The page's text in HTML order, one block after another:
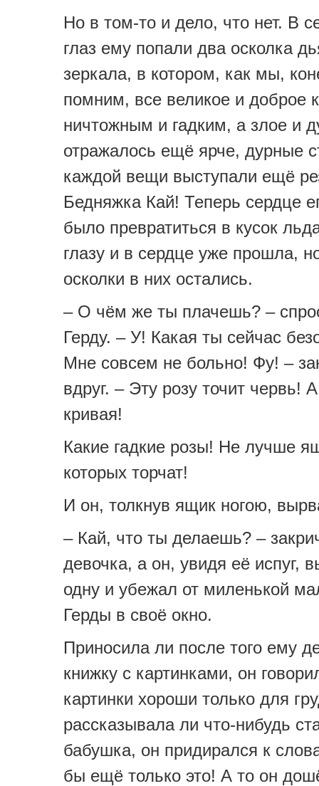
Но в том-то и дело, что нет. В
глаз ему попали два осколка
зеркала, в котором, как мы,
помним, все великое и доброе
ничтожным и гадким, а злое и
отражалось ещё ярче, дурные
каждой вещи выступали ещё
Бедняжка Кай! Теперь сердце
было превратиться в кусок
глазу и в сердце уже прошла,
осколки в них остались.
– О чём же ты плачешь? –
Герду. – У! Какая ты сейчас
Мне совсем не больно! Фу! –
вдруг. – Эту розу точит червь!
кривая!
Какие гадкие розы! Не лучше
которых торчат!
И он, толкнув ящик ногою,
– Кай, что ты делаешь? –
девочка, а он, увидя её испуг,
одну и убежал от миленькой
Герды в своё окно.
Приносила ли после того ему
книжку с картинками, он
картинки хороши только для
рассказывала ли что-нибудь
бабушка, он придирался к
бы ещё только это! А то он